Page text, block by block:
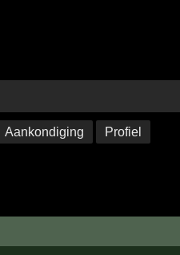
Aankondiging Profiel